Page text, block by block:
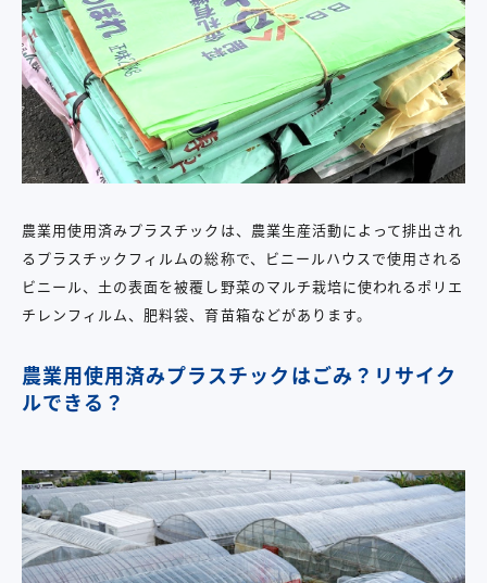
農業用使用済みプラスチックは、農業生産活動によって排出され
るプラスチックフィルムの総称で、ビニールハウスで使用される
ビニール、土の表面を被覆し野菜のマルチ栽培に使われるポリエ
チレンフィルム、肥料袋、育苗箱などがあります。
農業用使用済みプラスチックはごみ？リサイク
ルできる？